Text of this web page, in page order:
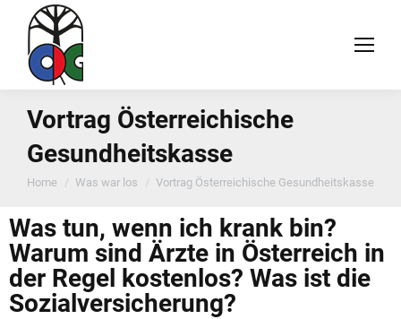
Vortrag Österreichische
Gesundheitskasse
You are here:
Home Was war los Vortrag Österreichische Gesundheitskasse
Was tun, wenn ich krank bin?
Warum sind Ärzte in Österreich in
der Regel kostenlos? Was ist die
Sozialversicherung?